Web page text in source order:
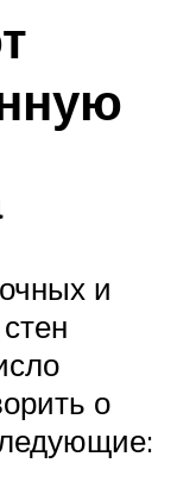
и
о